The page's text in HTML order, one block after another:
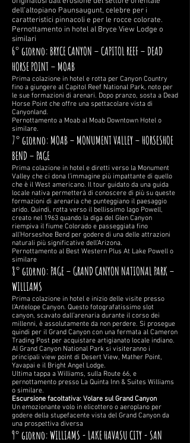
dell’altopiano Paunsaugunt, celebre per i
caratteristici pinnacoli e per le rocce colorate.
Pernottamento in hotel al Bryce View Lodge o
similari
6° giorno: BRYCE CANYON – CAPITOL REEF – DEAD
HORSE POINT – MOAB
Prima colazione in hotel e rotta per Canyon Country
fino a giungere al Capitol Reef National Park, noto per
le sue formazioni di arenari. Dopo pranzo, sosta a Dead
Horse Point che offre una spettacolare vista di
Canyonland.
Pernottamento a Moab al Moab Downtown Hotel o
similare.
7° giorno: MOAB – MONUMENT VALLEY – HORSESHOE
BEND – PAGE
Prima colazione in hotel e diretti verso la Monument
Valley che ci dona l’immagine più impattante di quello
che è il West americano. Il tour guidato da una guida
locale nativa permetterà di conoscere di più su queste
formazioni di arenaria che punteggiano il paesaggio
arido. Quindi, rotta verso il bellissimo lago Powell,
creato nel 1963 quando la diga del Glen Canyon
riempiva il fiume Colorado e passeggiata fino
all’Horseshoe Bend per godere di una delle attrazioni
naturali più significative dell’Arizona.
Pernottamento al Best Western Plus At Lake Powell o
similare
8° giorno: PAGE – GRAND CANYON NATIONAL PARK –
WILLIAMS
Prima colazione in hotel e inizio delle visite presso
l’Antelope Canyon. Questo fotografatissimo slot
canyon, scavato dall’arenaria durante il corso dei
millenni, è assolutamente da non perdere. Si prosegue
quindi per il Grand Canyon con una fermata al Cameron
Trading Post per acquistare artigianato locale indiano.
Al Grand Canyon National Park si visiteranno i
principali view point di Desert View, Mather Point,
Yavapai e il Bright Angel Lodge.
Ultima tappa a Williams, sulla Route 66, e
pernottamento presso La Quinta Inn & Suites Williams
o similare.
Escursione facoltativa: Volare sul Grand Canyon
Un emozionante volo in elicottero o aeroplano per
godere della stupefacente vista del Grand Canyon da
una prospettiva diversa
9° giorno: WILLIAMS - LAKE HAVASU CITY - SAN